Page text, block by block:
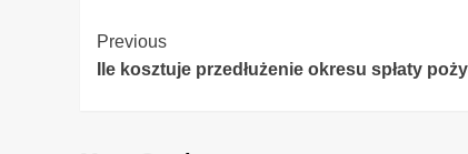
Post
Navigation
Previous
Ile kosztuje przedłużenie okresu spłaty